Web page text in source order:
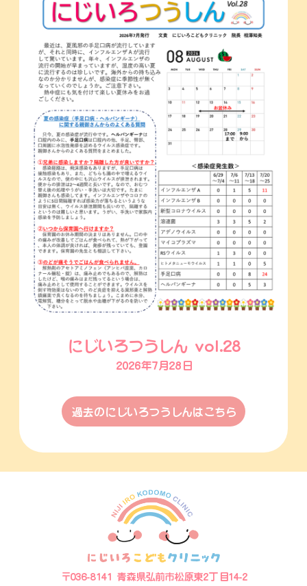
にじいろつうしん vol.28
2026年7月28日
過去のにじいろつうしんはこちら
〒036-8141 青森県弘前市松原東2丁目14-2